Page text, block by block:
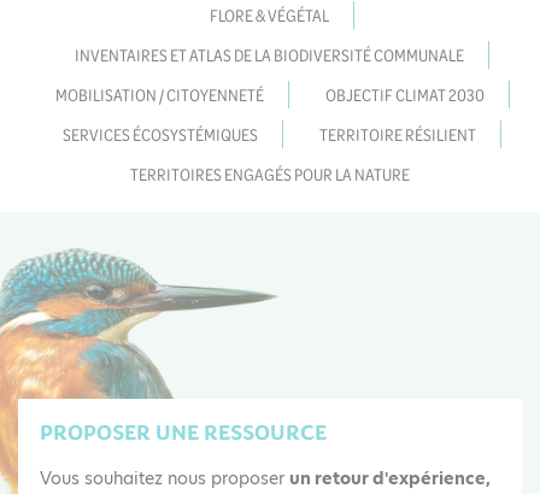
FLORE & VÉGÉTAL
INVENTAIRES ET ATLAS DE LA BIODIVERSITÉ COMMUNALE
MOBILISATION / CITOYENNETÉ
OBJECTIF CLIMAT 2030
SERVICES ÉCOSYSTÉMIQUES
TERRITOIRE RÉSILIENT
TERRITOIRES ENGAGÉS POUR LA NATURE
PROPOSER UNE RESSOURCE
Vous souhaitez nous proposer un retour d'expérience,